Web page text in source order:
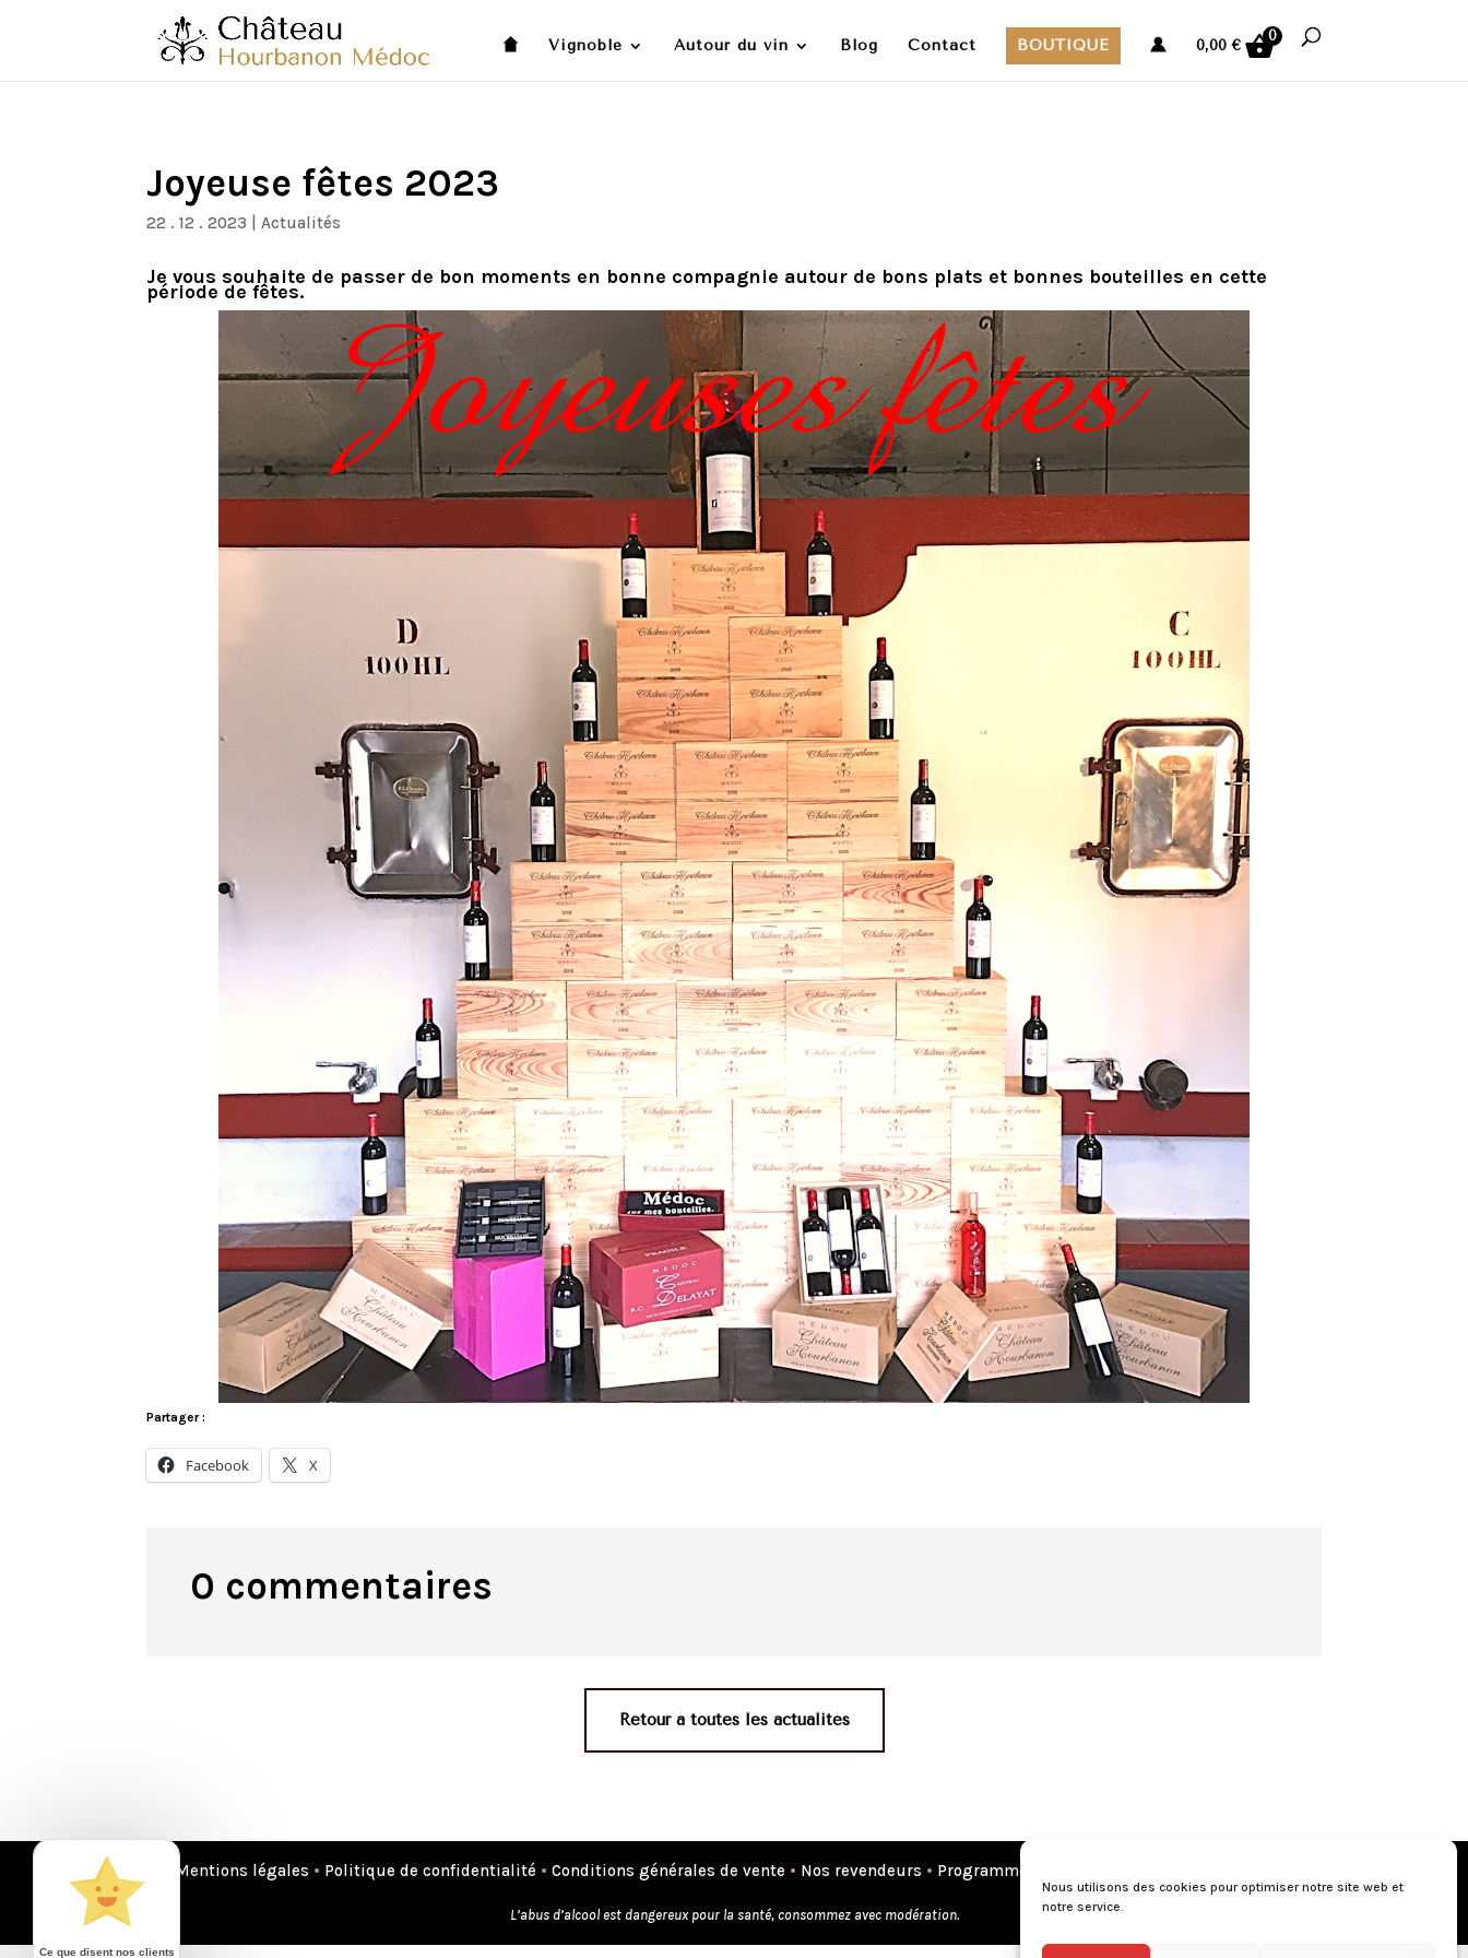
Nous utilisons des cookies pour optimiser notre site web et
notre service.
Vignoble Autour du vin Blog Contact BOUTIQUE 0,00€
0
Joyeuse fêtes 2023
22 . 12 . 2023 |Actualités
Je vous souhaite de passer de bon moments en bonne compagnie autour de bons plats et bonnes bouteilles en cette
période de fêtes.
Partager :
Facebook X
0 commentaires
Retour à toutes les actualités
Mentions légales • Politique de confidentialité • Conditions générales de vente • Nos revendeurs • Programme de fidélité
L’abus d’alcool est dangereux pour la santé, consommez avec modération.
Ce que disent nos clients